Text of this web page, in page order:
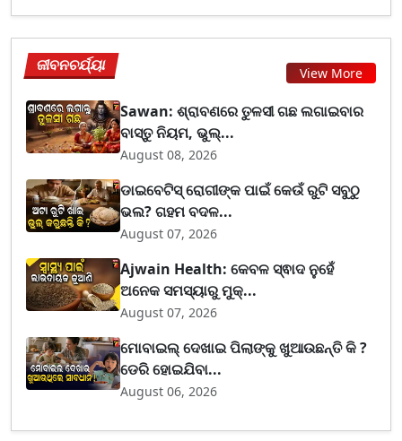
ଜୀବନଚର୍ଯ୍ୟା View More
Sawan: ଶ୍ରାବଣରେ ତୁଳସୀ ଗଛ ଲଗାଇବାର
ବାସ୍ତୁ ନିୟମ, ଭୁଲ୍...
August 08, 2026
ଡାଇବେଟିସ୍ ରୋଗୀଙ୍କ ପାଇଁ କେଉଁ ରୁଟି ସବୁଠୁ
ଭଲ? ଗହମ ବଦଳ...
August 07, 2026
Ajwain Health: କେବଳ ସ୍ଵାଦ ନୁହେଁ
ଅନେକ ସମସ୍ୟାରୁ ମୁକ୍...
August 07, 2026
ମୋବାଇଲ୍ ଦେଖାଇ ପିଲାଙ୍କୁ ଖୁଆଉଛନ୍ତି କି ?
ଡେରି ହୋଇଯିବା...
August 06, 2026